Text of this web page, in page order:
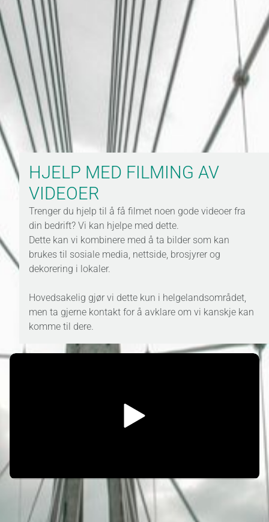
HJELP MED FILMING AV
VIDEOER
Trenger du hjelp til å få filmet noen gode videoer fra
din bedrift? Vi kan hjelpe med dette.
Dette kan vi kombinere med å ta bilder som kan
brukes til sosiale media, nettside, brosjyrer og
dekorering i lokaler.
Hovedsakelig gjør vi dette kun i helgelandsområdet,
men ta gjerne kontakt for å avklare om vi kanskje kan
komme til dere.